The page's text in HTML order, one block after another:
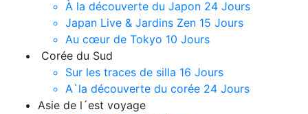
À la découverte du Japon 24 Jours
Japan Live & Jardins Zen 15 Jours
Au cœur de Tokyo 10 Jours
Corée du Sud
Sur les traces de silla 16 Jours
A`la découverte du corée 24 Jours
Asie de l´est voyage